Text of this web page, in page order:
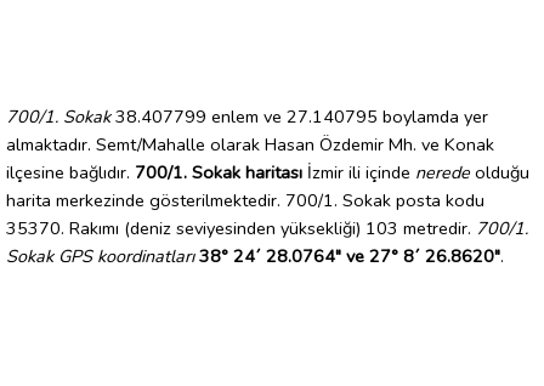
700/1. Sokak38.407799 enlem ve 27.140795 boylamda yer
almaktadır. Semt/Mahalle olarak Hasan Özdemir Mh. ve Konak
ilçesine bağlıdır. 700/1. Sokak haritası İzmir ili içinde nerede olduğu
harita merkezinde gösterilmektedir. 700/1. Sokak posta kodu
35370. Rakımı (deniz seviyesinden yüksekliği) 103 metredir. 700/1.
Sokak GPS koordinatları 38° 24´ 28.0764" ve 27° 8´ 26.8620".